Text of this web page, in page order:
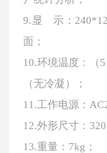
9.显 示：
面；
10.环境温度：（
（无冷凝）；
11.工作电源：
12.外形尺寸：
13.重量：7kg；